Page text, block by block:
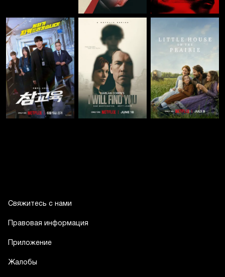
Свяжитесь с нами
Правовая информация
Приложение
Жалобы